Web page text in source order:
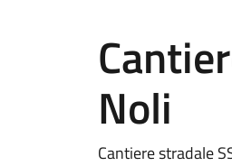
Noli
Cantiere stradale